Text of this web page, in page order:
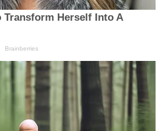
Transform Herself Into A
Brainberries